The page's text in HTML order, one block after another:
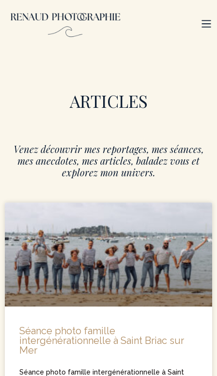
ARTICLES
Venez découvrir mes reportages, mes séances,
mes anecdotes, mes articles, baladez vous et
explorez mon univers.
Séance photo famille
intergénérationnelle à Saint Briac sur
Mer
Séance photo famille intergénérationnelle à Saint